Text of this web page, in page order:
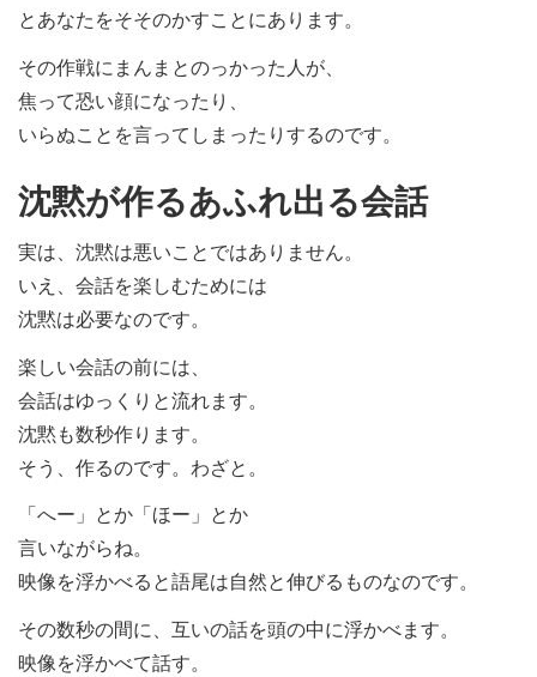
とあなたをそそのかすことにあります。
その作戦にまんまとのっかった人が、
焦って恐い顔になったり、
いらぬことを言ってしまったりするのです。
沈黙が作るあふれ出る会話
実は、沈黙は悪いことではありません。
いえ、会話を楽しむためには
沈黙は必要なのです。
楽しい会話の前には、
会話はゆっくりと流れます。
沈黙も数秒作ります。
そう、作るのです。わざと。
「へー」とか「ほー」とか
言いながらね。
映像を浮かべると語尾は自然と伸びるものなのです。
その数秒の間に、互いの話を頭の中に浮かべます。
映像を浮かべて話す。